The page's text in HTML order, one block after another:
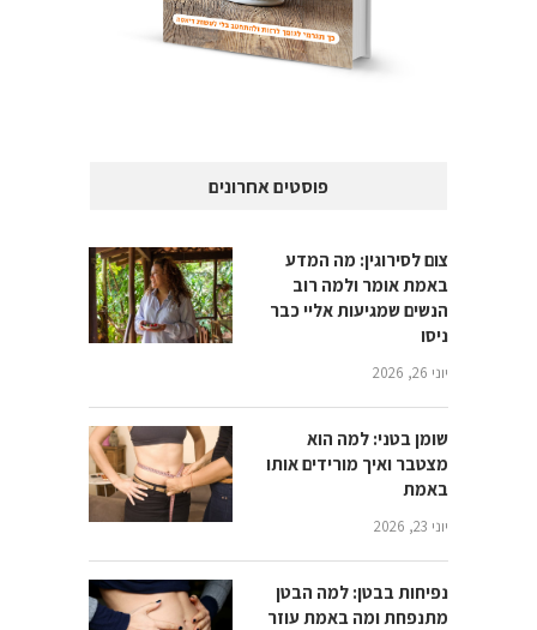
פוסטים אחרונים
צום לסירוגין: מה המדע
באמת אומר ולמה רוב
הנשים שמגיעות אליי כבר
ניסו
יוני 26, 2026
שומן בטני: למה הוא
מצטבר ואיך מורידים אותו
באמת
יוני 23, 2026
נפיחות בבטן: למה הבטן
מתנפחת ומה באמת עוזר